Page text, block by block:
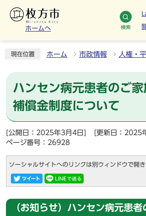
ホームへ 検索
現在位置 ホーム 市政情報 人権・
ハンセン病元患者のご
補償金制度について
[公開日：2025年3月4日]
[更新日：2025
ページ番号：26928
ソーシャルサイトへのリンクは別ウィンドウで開き
（お知らせ）ハンセン病元患